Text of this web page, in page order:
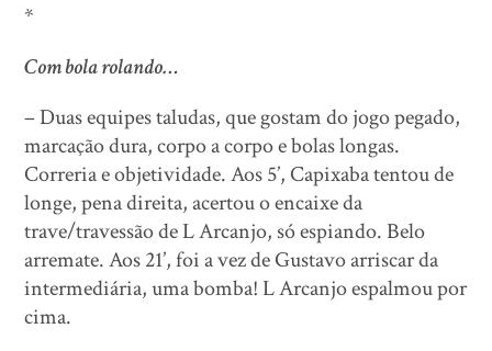
*
Com bola rolando…
– Duas equipes taludas, que gostam do jogo pegado,
marcação dura, corpo a corpo e bolas longas.
Correria e objetividade. Aos 5’, Capixaba tentou de
longe, pena direita, acertou o encaixe da
trave/travessão de L Arcanjo, só espiando. Belo
arremate. Aos 21’, foi a vez de Gustavo arriscar da
intermediária, uma bomba! L Arcanjo espalmou por
cima.